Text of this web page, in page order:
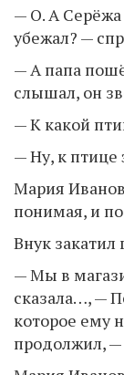
— О. А Серёжа
убежал? —
— А папа
слышал, он
— К какой
— Ну, к птице
Мария
понимая, и
Внук закатил
— Мы в
сказала…, —
которое ему
продолжил, —